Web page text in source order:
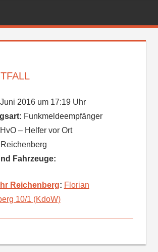
FEUERWEHR
2016 um 17:19 Uhr
Funkmeldeempfänger
HvO – Helfer vor Ort
Reichenberg
Fahrzeuge:
Reichenberg: Florian
10/1 (KdoW)